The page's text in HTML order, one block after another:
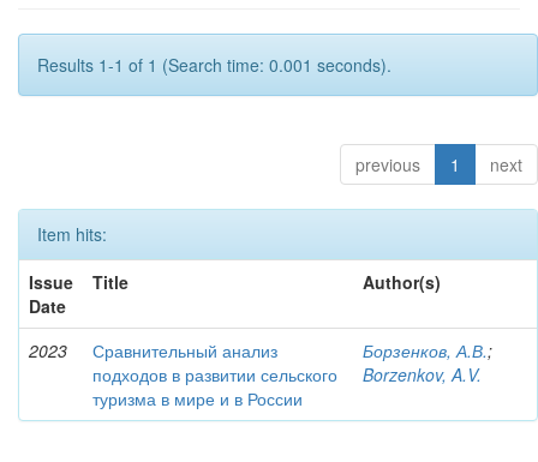
Results 1-1 of 1 (Search time: 0.001 seconds).
previous 1 next
Item hits:
Issue
Date
Title Author(s)
2023
Сравнительный анализ
подходов в развитии сельского
туризма в мире и в России
Борзенков, А.В.;
Borzenkov, A.V.